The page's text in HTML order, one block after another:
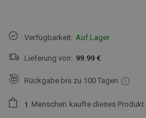
Verfügbarkeit: Auf Lager
Lieferung von: 99.99 €
Rückgabe bis zu 100 Tagen
1 Menschen kaufte dieses Produkt.